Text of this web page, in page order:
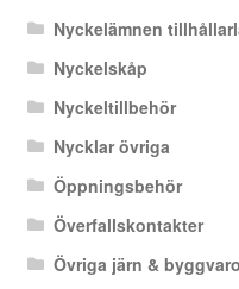
Nyckelämnen
Nyckelskåp
Nyckeltillbehör
Nycklar övriga
Öppningsbehör
Överfallskontakter
Övriga järn &